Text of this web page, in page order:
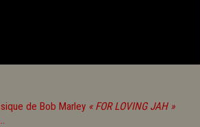
de Bob Marley « FOR LOVING JAH »
...